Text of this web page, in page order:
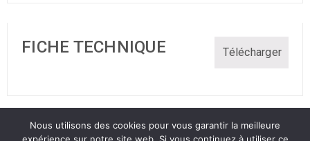
FICHE TECHNIQUE Télécharger
GDPR
Nous utilisons des cookies pour vous garantir la meilleure